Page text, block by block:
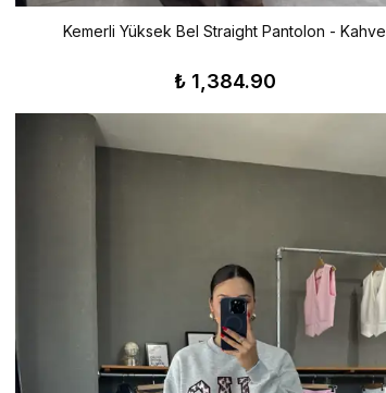
Kemerli Yüksek Bel Straight Pantolon - Kahve
₺ 1,384.90